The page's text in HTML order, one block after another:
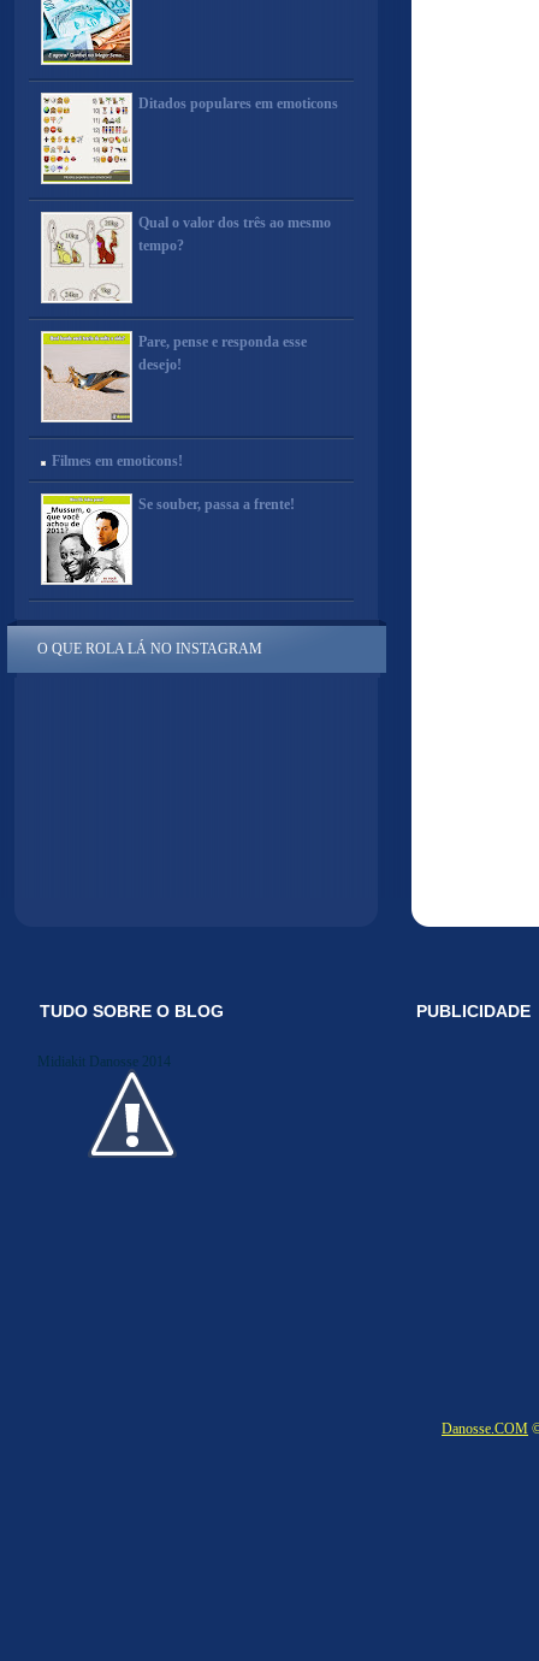
Ditados populares em emoticons
Qual o valor dos três ao mesmo
tempo?
Pare, pense e responda esse
desejo!
Filmes em emoticons!
Se souber, passa a frente!
O QUE ROLA LÁ NO INSTAGRAM
TUDO SOBRE O BLOG
Midiakit Danosse 2014
PUBLICIDADE
Danosse.COM